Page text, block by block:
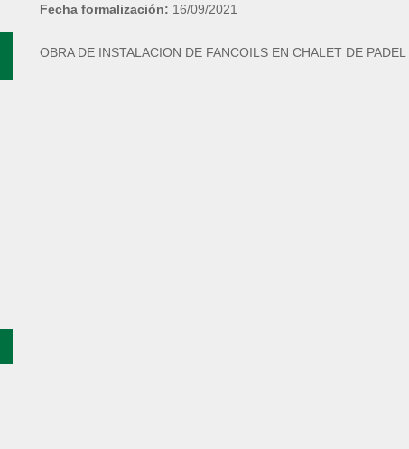
Fecha formalización: 16/09/2021
OBRA DE INSTALACION DE FANCOILS EN CHALET DE PADEL